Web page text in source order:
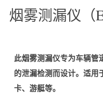
烟雾测漏仪（
此烟雾测漏仪专为车辆管
的泄漏检测而设计。适用
卡、游艇等。